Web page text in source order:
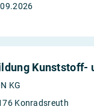
Kunststoff-
KG
Konradsreuth